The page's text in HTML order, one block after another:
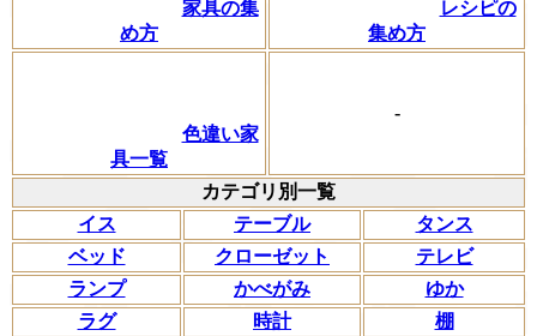
家具の集
め方
レシピの
集め方
色違い家
具一覧
-
カテゴリ別一覧
イス
テーブル
タンス
ベッド
クローゼット
テレビ
ランプ
かべがみ
ゆか
ラグ
時計
棚